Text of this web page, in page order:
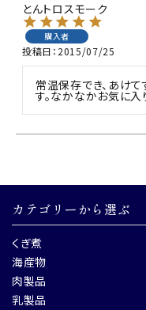
とんトロスモーク
購入者
投稿日 2015/07/25
常温保存でき、あけ
す。なかなかお気に入
カテゴリーから選ぶ
くぎ煮
海産物
肉製品
乳製品